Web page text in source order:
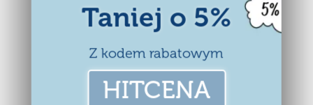
Taniej o 5%
Z kodem rabatowym
HITCENA